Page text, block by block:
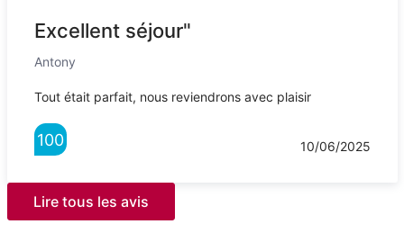
Excellent séjour"
Antony
Tout était parfait, nous reviendrons avec plaisir
100 10/06/2025
Lire tous les avis